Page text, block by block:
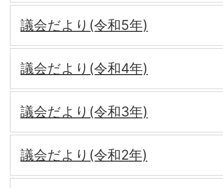
議会だより(令和5年)
議会だより(令和4年)
議会だより(令和3年)
議会だより(令和2年)